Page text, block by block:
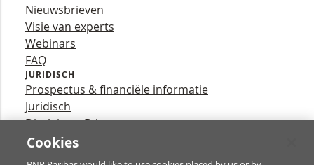
Nieuwsbrieven
Visie van experts
Webinars
FAQ
JURIDISCH
Prospectus & financiële informatie
Juridisch
Disclaimer B.A.
Privacy
Cookies